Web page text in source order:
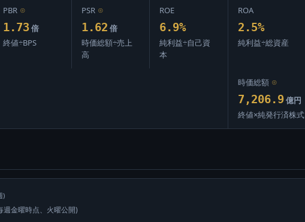
PBR ⊙
1.73 倍
終値÷BPS
PSR ⊙
1.62 倍
時価総額÷売上
高
ROE
6.9%
純利益÷自己資
本
ROA
2.5%
純利益÷総資産
時価総額 ⊙
7,206.9 億円
終値×純発行済株式
)
週金曜時点、火曜公開)